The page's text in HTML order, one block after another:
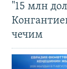
"15 млн
чечим